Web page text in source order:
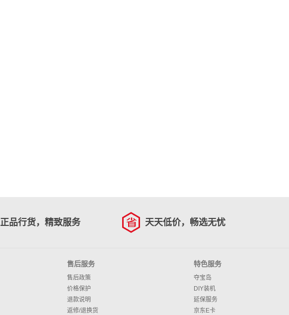
正品行货，精致服务 天天低价，畅选无忧
售后服务
售后政策
价格保护
退款说明
返修/退换货
特色服务
夺宝岛
DIY装机
延保服务
京东E卡